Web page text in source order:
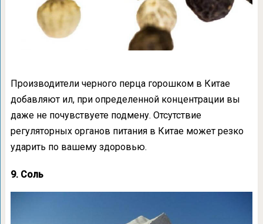
Производители черного перца горошком в Китае
добавляют ил, при определенной концентрации вы
даже не почувствуете подмену. Отсутствие
регуляторных органов питания в Китае может резко
ударить по вашему здоровью.
9. Соль